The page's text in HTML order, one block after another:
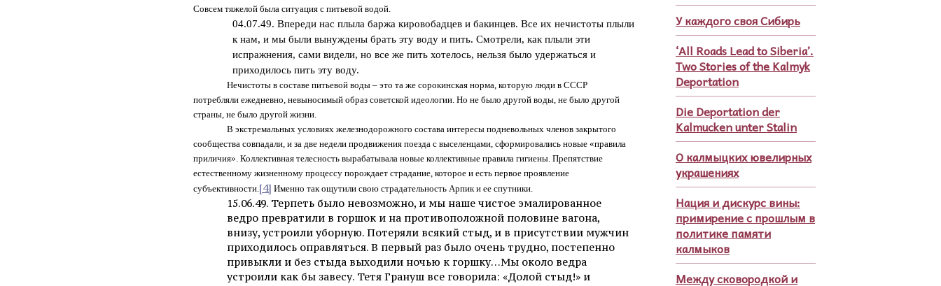
Совсем тяжелой была ситуация с питьевой водой.
04.07.49. Впереди нас плыла баржа кировобадцев и бакинцев. Все их нечистоты плыли
к нам, и мы были вынуждены брать эту воду и пить. Смотрели, как плыли эти
испражнения, сами видели, но все же пить хотелось, нельзя было удержаться и
приходилось пить эту воду.
Нечистоты в составе питьевой воды – это та же сорокинская норма, которую люди в СССР
потребляли ежедневно, невыносимый образ советской идеологии. Но не было другой воды, не было другой
страны, не было другой жизни.
В экстремальных условиях железнодорожного состава интересы подневольных членов закрытого
сообщества совпадали, и за две недели продвижения поезда с выселенцами, сформировались новые «правила
приличия». Коллективная телесность вырабатывала новые коллективные правила гигиены. Препятствие
естественному жизненному процессу порождает страдание, которое и есть первое проявление
субъективности.[4] Именно так ощутили свою страдательность Арпик и ее спутники.
15.06.49. Терпеть было невозможно, и мы наше чистое эмалированное
ведро превратили в горшок и на противоположной половине вагона,
внизу, устроили уборную. Потеряли всякий стыд, и в присутствии мужчин
приходилось оправляться. В первый раз было очень трудно, постепенно
привыкли и без стыда выходили ночью к горшку…Мы около ведра
устроили как бы завесу. Тетя Грануш все говорила: «Долой стыд!» и
У каждого своя Сибирь
‘All Roads Lead to Siberia’.
Two Stories of the Kalmyk
Deportation
Die Deportation der
Kalmucken unter Stalin
О калмыцких ювелирных
украшениях
Нация и дискурс вины:
примирение с прошлым в
политике памяти
калмыков
Между сковородкой и